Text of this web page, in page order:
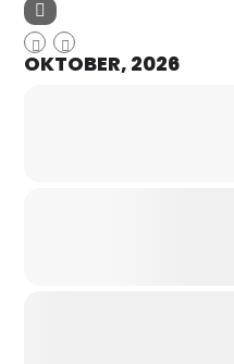
OKTOBER, 2026